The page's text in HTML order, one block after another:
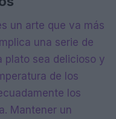
un arte que va más
una serie de
plato sea delicioso y
de los
los
Mantener un